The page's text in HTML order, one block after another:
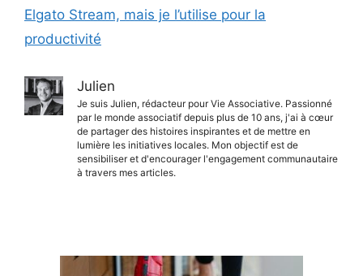
Elgato Stream, mais je l’utilise pour la
productivité
Julien
Je suis Julien, rédacteur pour Vie Associative. Passionné
par le monde associatif depuis plus de 10 ans, j'ai à cœur
de partager des histoires inspirantes et de mettre en
lumière les initiatives locales. Mon objectif est de
sensibiliser et d'encourager l'engagement communautaire
à travers mes articles.